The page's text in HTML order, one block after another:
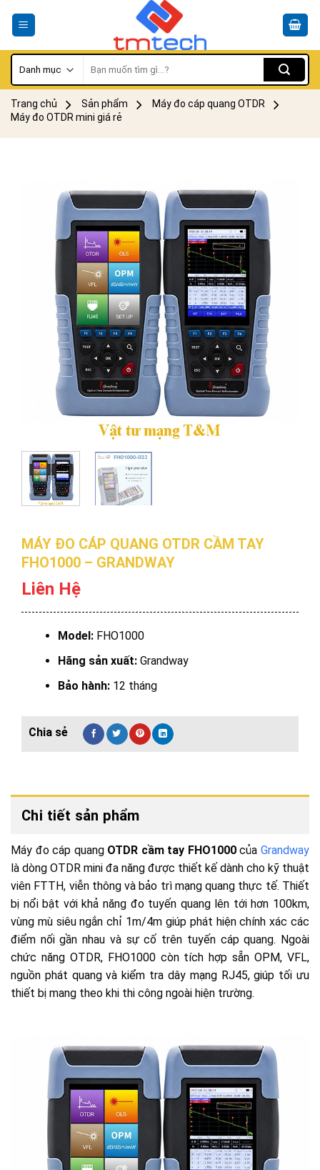
kiếm:
Trang chủ Sản phẩm
Máy đo cáp quang OTDR
Máy đo OTDR mini giá rẻ
MÁY ĐO CÁP QUANG OTDR CẦM TAY
FHO1000 – GRANDWAY
Liên Hệ
Model:FHO1000
Hãng sản xuất:Grandway
Bảo hành:12 tháng
Chi tiết sản phẩm
Máy đo cáp quang OTDR cầm tay FHO1000củaGrandway
là dòng OTDR mini đa năng được thiết kế dành cho kỹ thuật
viên FTTH, viễn thông và bảo trì mạng quang thực tế. Thiết
bị nổi bật với khả năng đo tuyến quang lên tới hơn 100km,
vùng mù siêu ngắn chỉ 1m/4m giúp phát hiện chính xác các
điểm nối gần nhau và sự cố trên tuyến cáp quang. Ngoài
chức năng OTDR, FHO1000 còn tích hợp sẵn OPM, VFL,
nguồn phát quang và kiểm tra dây mạng RJ45, giúp tối ưu
thiết bị mang theo khi thi công ngoài hiện trường.